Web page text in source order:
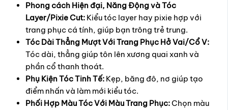
Phong cách Hiện đại, Năng Động và Tóc
Layer/Pixie Cut: Kiểu tóc layer hay pixie hợp với
trang phục cá tính, giúp bạn trông trẻ trung.
Tóc Dài Thẳng Mượt Với Trang Phục Hở Vai/Cổ V:
Tóc dài, thẳng giúp tôn lên xương quai xanh và
phần cổ thanh thoát.
Phụ Kiện Tóc Tinh Tế: Kẹp, băng đô, nơ giúp tạo
điểm nhấn và làm mới kiểu tóc.
Phối Hợp Màu Tóc Với Màu Trang Phục:Chọn màu